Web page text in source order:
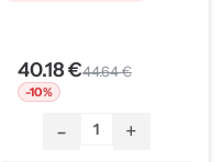
40.18 €44.64 €
-10%
- +